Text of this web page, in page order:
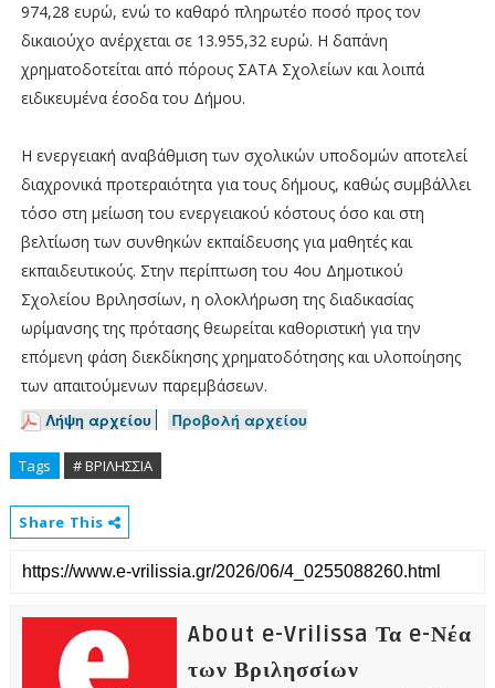
974,28 ευρώ, ενώ το καθαρό πληρωτέο ποσό προς τον
δικαιούχο ανέρχεται σε 13.955,32 ευρώ. Η δαπάνη
χρηματοδοτείται από πόρους ΣΑΤΑ Σχολείων και λοιπά
ειδικευμένα έσοδα του Δήμου.
Η ενεργειακή αναβάθμιση των σχολικών υποδομών αποτελεί
διαχρονικά προτεραιότητα για τους δήμους, καθώς συμβάλλει
τόσο στη μείωση του ενεργειακού κόστους όσο και στη
βελτίωση των συνθηκών εκπαίδευσης για μαθητές και
εκπαιδευτικούς. Στην περίπτωση του 4ου Δημοτικού
Σχολείου Βριλησσίων, η ολοκλήρωση της διαδικασίας
ωρίμανσης της πρότασης θεωρείται καθοριστική για την
επόμενη φάση διεκδίκησης χρηματοδότησης και υλοποίησης
των απαιτούμενων παρεμβάσεων.
Λήψη αρχείου
Προβολή αρχείου
Tags # ΒΡΙΛΗΣΣΙΑ
Share This
About e-Vrilissa Τα e-Νέα
των Βριλησσίων